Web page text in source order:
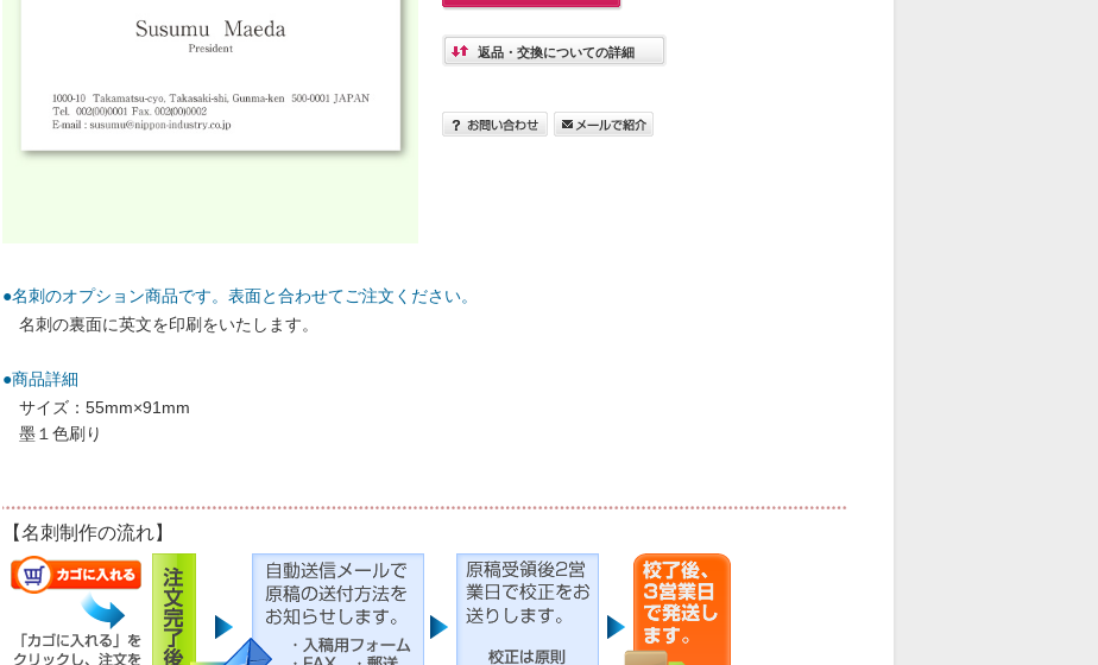
返品・交換についての詳細
●名刺のオプション商品です。表面と合わせてご注文ください。
名刺の裏面に英文を印刷をいたします。
●商品詳細
サイズ：55mm×91mm
墨１色刷り
【名刺制作の流れ】